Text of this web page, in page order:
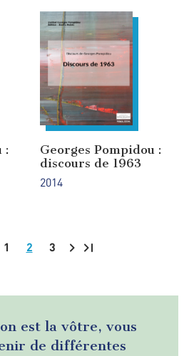
:
Georges Pompidou :
discours de 1963
2014
1 2 3
est la vôtre, vous
de différentes